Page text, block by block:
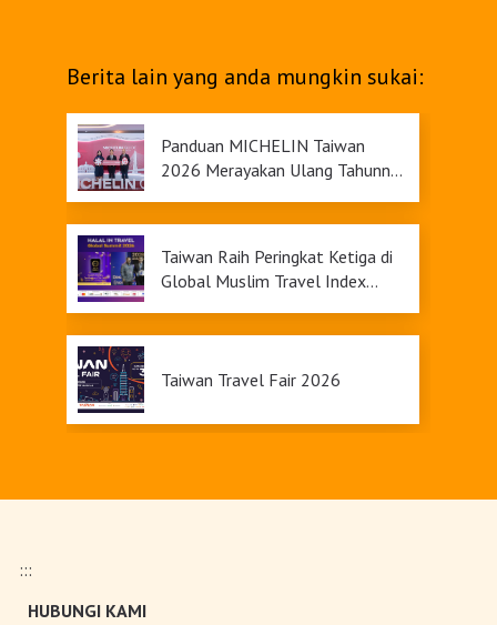
Berita lain yang anda mungkin sukai:
Panduan MICHELIN Taiwan
2026 Merayakan Ulang Tahunnya
Taiwan Raih Peringkat Ketiga di
Global Muslim Travel Index
Taiwan Travel Fair 2026
Tersedia
:::
HUBUNGI KAMI